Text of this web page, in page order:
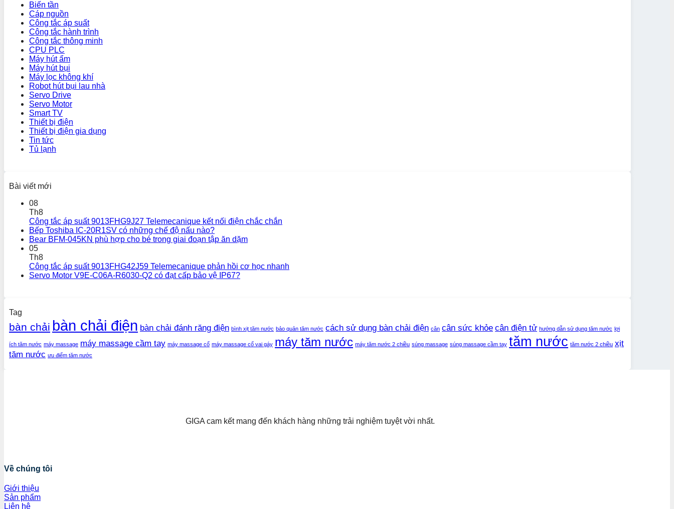
Biến tần
Cáp nguồn
Công tắc áp suất
Công tắc hành trình
Công tắc thông minh
CPU PLC
Máy hút ẩm
Máy hút bụi
Máy lọc không khí
Robot hút bụi lau nhà
Servo Drive
Servo Motor
Smart TV
Thiết bị điện
Thiết bị điện gia dụng
Tin tức
Tủ lạnh
Bài viết mới
08
Th8
Công tắc áp suất 9013FHG9J27 Telemecanique kết nối điện chắc chắn
Bếp Toshiba IC-20R1SV có những chế độ nấu nào?
Bear BFM-045KN phù hợp cho bé trong giai đoạn tập ăn dặm
05
Th8
Công tắc áp suất 9013FHG42J59 Telemecanique phản hồi cơ học nhanh
Servo Motor V9E-C06A-R6030-Q2 có đạt cấp bảo vệ IP67?
Tag
bàn chải bàn chải điện bàn chải đánh răng điện bình xịt tăm nước bảo quản tăm nước cách sử dụng bàn chải điện cân cân sức khỏe cân điện tử hướng dẫn sử dụng tăm nước lợi
ích tăm nước máy massage máy massage cầm tay máy massage cổ máy massage cổ vai gáy máy tăm nước máy tăm nước 2 chiều súng massage súng massage cầm tay tăm nước tăm nước 2 chiều xịt
tăm nước ưu điểm tăm nước
GIGA cam kết mang đến khách hàng những trải nghiệm tuyệt vời nhất.
Về chúng tôi
Giới thiệu
Sản phẩm
Liên hệ